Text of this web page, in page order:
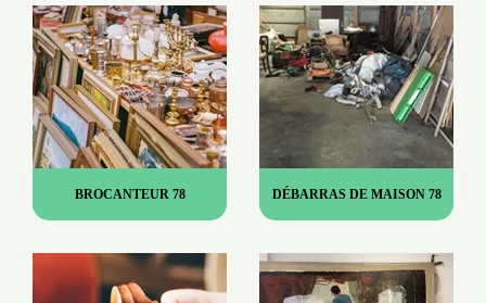
BROCANTEUR 78 DÉBARRAS DE MAISON 78